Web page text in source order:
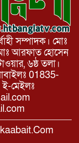
সম্পাদক। মোঃ
আরফাত হোসেন
৬ষ্ঠ তলা।
01835-
মেইলঃ